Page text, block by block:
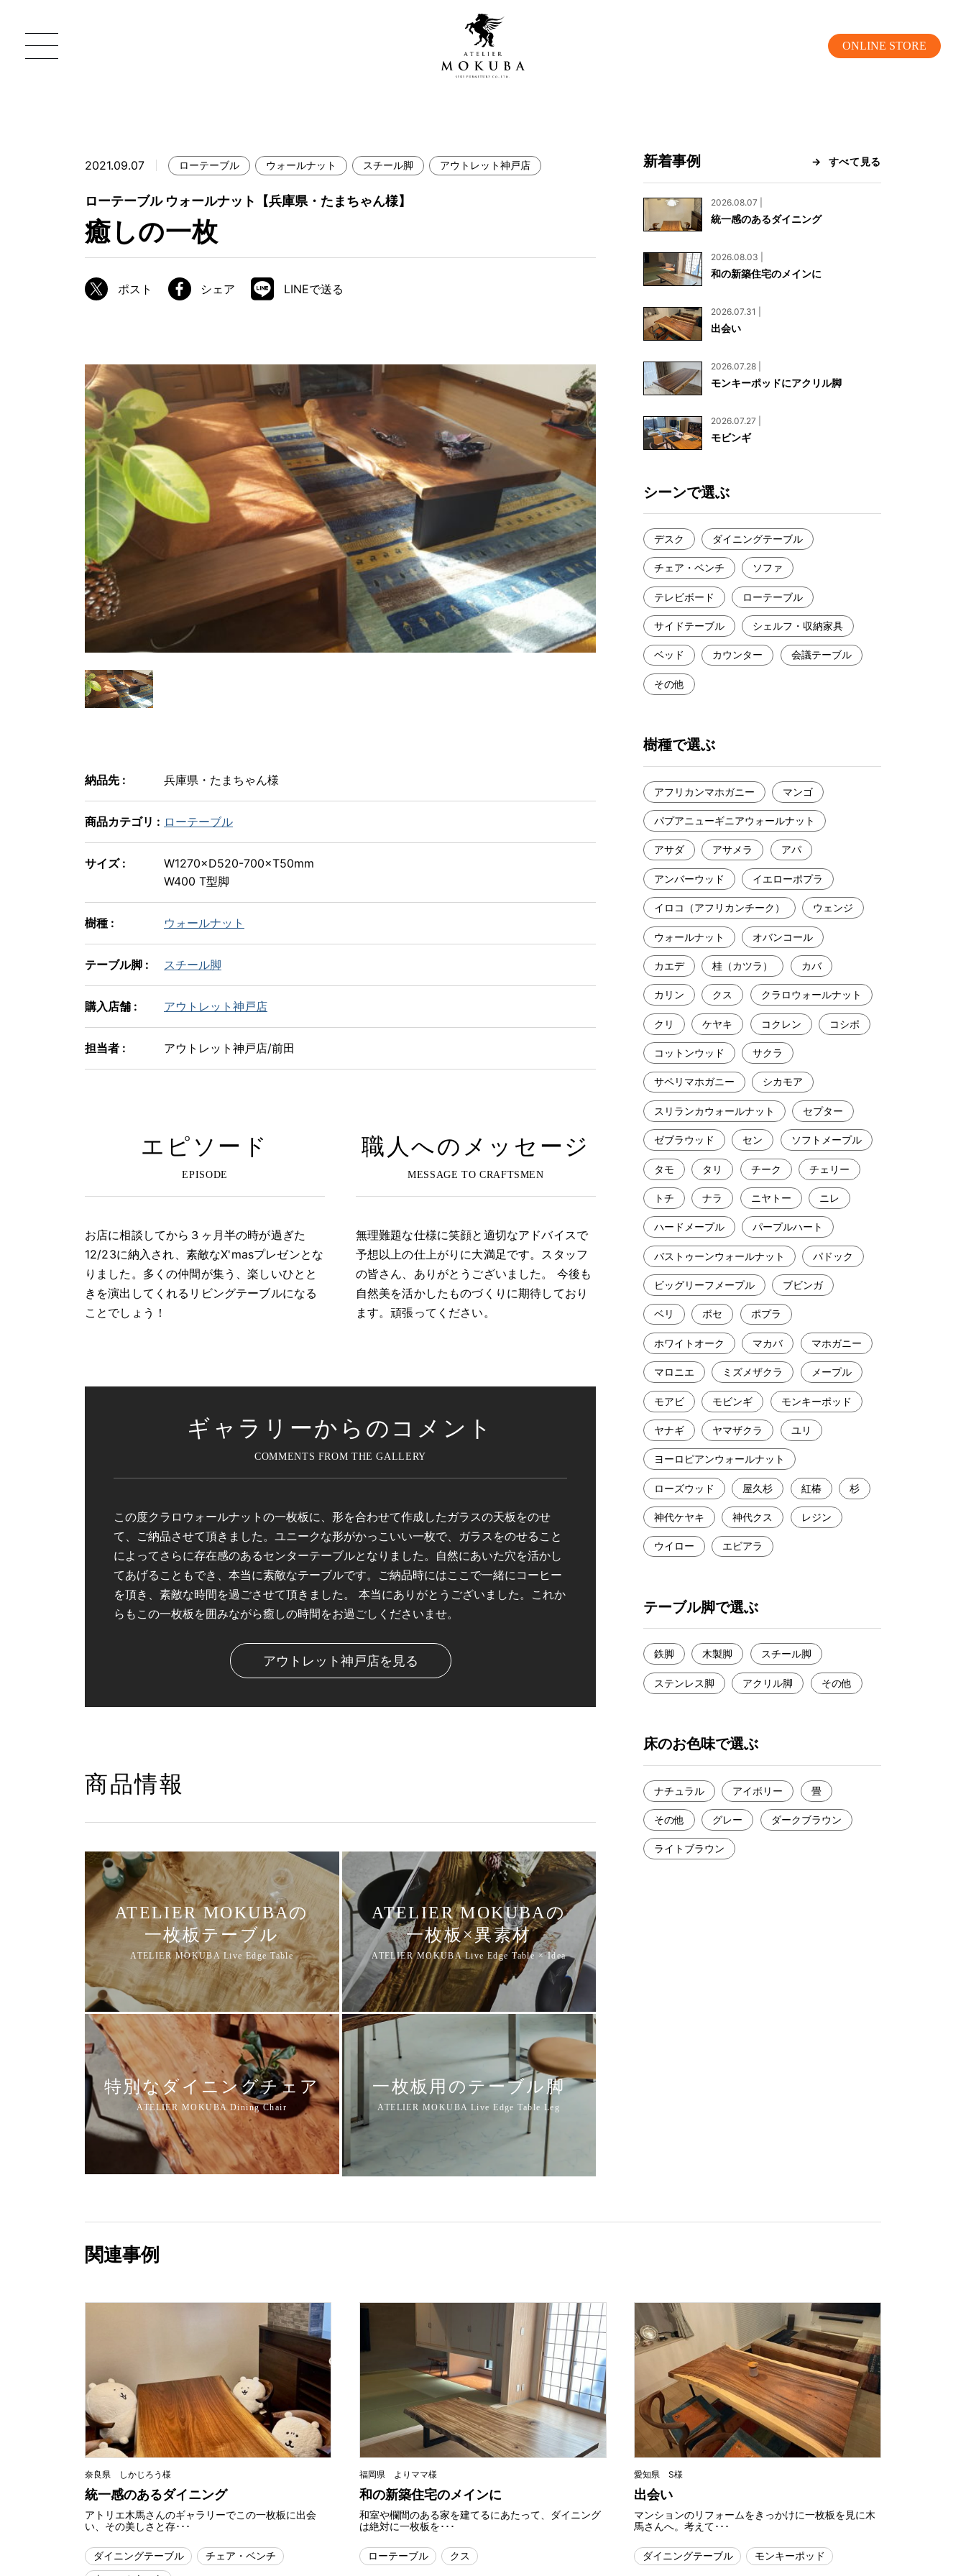
ONLINE STORE
一枚板 ATELIER MOKUBA HOME
MOKUBA について
職人の技能・技巧
ATELIER MOKUBAの一枚板テーブル
ATELIER MOKUBAの一枚板×異素材
特別なダイニングチェア
一枚板用のテーブル脚
樹種紹介
コーディネート集
メンテナンス方法
直営店
青山プレミアムギャラリー
【アウトレット取扱店】
アウトレット神戸店
大川ギャラリー【本店】
天神ギャラリー
公式オンラインストア
WEBカタログ
全商品一覧
納品事例（店舗・オフィス）
INFORMATION
NEWS
EVENT
BLOG
メディア美術協力実績
よくあるご質問
お問い合わせ
資料請求
工務店様・設計会社様向けお問い合わせ
一枚板買い取りに関して
2021.09.07 ローテーブル ウォールナット スチール脚 アウトレット神戸店
癒しの一枚
ローテーブル ウォールナット【兵庫県・たまちゃん様】
ポスト シェア LINEで送る
納品先 : 兵庫県・たまちゃん様
商品カテゴリ : ローテーブル
サイズ :
W1270×D520-700×T50mm
W400 T型脚
樹種 : ウォールナット
テーブル脚 : スチール脚
購入店舗 : アウトレット神戸店
担当者 : アウトレット神戸店/前田
エピソード
お店に相談してから３ヶ月半の時が過ぎた
12/23に納入され、素敵なX'masプレゼンとな
りました。多くの仲間が集う、楽しいひとと
きを演出してくれるリビングテーブルになる
ことでしょう！
職人へのメッセージ
無理難題な仕様に笑顔と適切なアドバイスで
予想以上の仕上がりに大満足です。スタッフ
の皆さん、ありがとうございました。 今後も
自然美を活かしたものづくりに期待しており
ます。頑張ってください。
ギャラリーからのコメント
この度クラロウォールナットの一枚板に、形を合わせて作成したガラスの天板をのせ
て、ご納品させて頂きました。ユニークな形がかっこいい一枚で、ガラスをのせること
によってさらに存在感のあるセンターテーブルとなりました。自然にあいた穴を活かし
てあげることもでき、本当に素敵なテーブルです。ご納品時にはここで一緒にコーヒー
を頂き、素敵な時間を過ごさせて頂きました。 本当にありがとうございました。これか
らもこの一枚板を囲みながら癒しの時間をお過ごしくださいませ。
アウトレット神戸店を見る
商品情報
ATELIER MOKUBAの
一枚板テーブル
ATELIER MOKUBAの
一枚板×異素材
特別なダイニングチェア 一枚板用のテーブル脚
新着事例 すべて見る
2026.08.07 |
統一感のあるダイニング
2026.08.03 |
和の新築住宅のメインに
2026.07.31 |
出会い
2026.07.28 |
モンキーポッドにアクリル脚
2026.07.27 |
モビンギ
シーンで選ぶ
デスク ダイニングテーブル
チェア・ベンチ ソファ
テレビボード ローテーブル
サイドテーブル シェルフ・収納家具
ベッド カウンター 会議テーブル
その他
樹種で選ぶ
アフリカンマホガニー マンゴ
パプアニューギニアウォールナット
アサダ アサメラ アパ
アンバーウッド イエローポプラ
イロコ（アフリカンチーク） ウェンジ
ウォールナット オバンコール
カエデ 桂（カツラ） カバ
カリン クス クラロウォールナット
クリ ケヤキ コクレン コシポ
コットンウッド サクラ
サペリマホガニー シカモア
スリランカウォールナット セプター
ゼブラウッド セン ソフトメープル
タモ タリ チーク チェリー
トチ ナラ ニヤトー ニレ
ハードメープル パープルハート
バストゥーンウォールナット パドック
ビッグリーフメープル ブビンガ
ベリ ボセ ポプラ
ホワイトオーク マカバ マホガニー
マロニエ ミズメザクラ メープル
モアビ モビンギ モンキーポッド
ヤナギ ヤマザクラ ユリ
ヨーロピアンウォールナット
ローズウッド 屋久杉 紅椿 杉
神代ケヤキ 神代クス レジン
ウイロー エビアラ
テーブル脚で選ぶ
鉄脚 木製脚 スチール脚
ステンレス脚 アクリル脚 その他
床のお色味で選ぶ
ナチュラル アイボリー 畳
その他 グレー ダークブラウン
ライトブラウン
関連事例
奈良県 しかじろう様
統一感のあるダイニング
アトリエ木馬さんのギャラリーでこの一枚板に出会
い、その美しさと存･･･
ダイニングテーブル
チェア・ベンチ
福岡県 よりママ様
和の新築住宅のメインに
和室や欄間のある家を建てるにあたって、ダイニング
は絶対に一枚板を･･･
ローテーブル クス
愛知県 S様
出会い
マンションのリフォームをきっかけに一枚板を見に木
馬さんへ。考えて･･･
ダイニングテーブル モンキーポッド